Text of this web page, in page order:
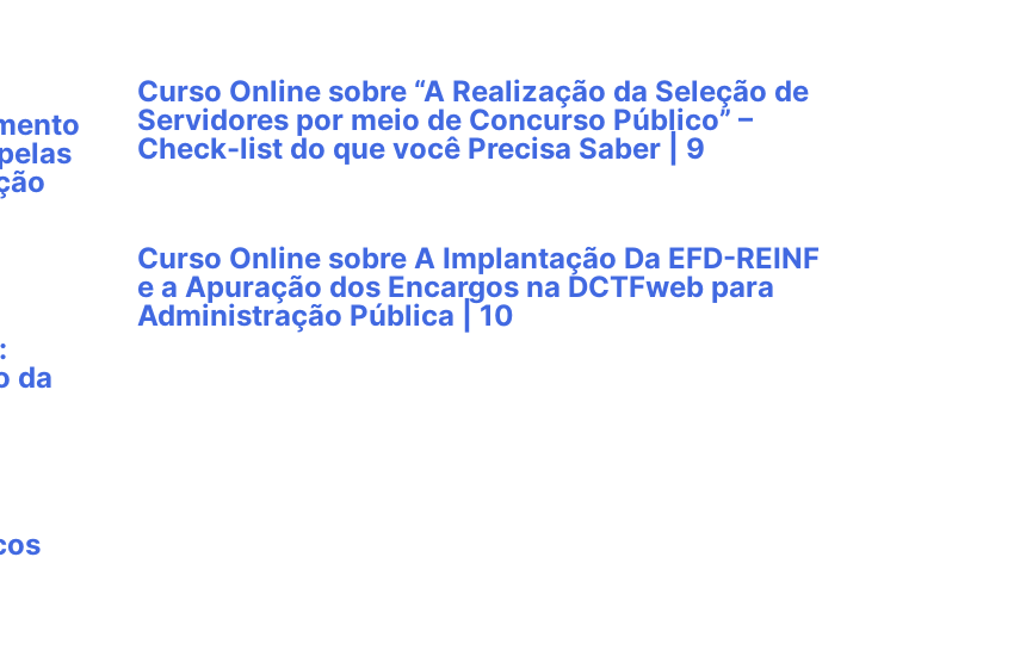
da
Curso Online sobre “A Realização da Seleção de
Servidores por meio de Concurso Público” –
Check-list do que você Precisa Saber | 9
Curso Online sobre A Implantação Da EFD-REINF
e a Apuração dos Encargos na DCTFweb para
Administração Pública | 10